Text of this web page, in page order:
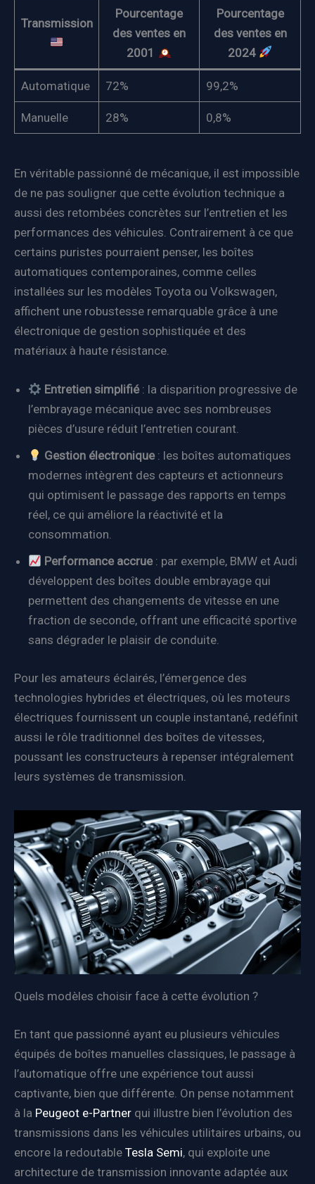
Transmission
Pourcentage
des ventes en
2001
Pourcentage
des ventes en
2024
Automatique 72% 99,2%
Manuelle 28% 0,8%
En véritable passionné de mécanique, il est impossible
de ne pas souligner que cette évolution technique a
aussi des retombées concrètes sur l’entretien et les
performances des véhicules. Contrairement à ce que
certains puristes pourraient penser, les boîtes
automatiques contemporaines, comme celles
installées sur les modèles Toyota ou Volkswagen,
affichent une robustesse remarquable grâce à une
électronique de gestion sophistiquée et des
matériaux à haute résistance.
Entretien simplifié: la disparition progressive de
l’embrayage mécanique avec ses nombreuses
pièces d’usure réduit l’entretien courant.
Gestion électronique: les boîtes automatiques
modernes intègrent des capteurs et actionneurs
qui optimisent le passage des rapports en temps
réel, ce qui améliore la réactivité et la
consommation.
Performance accrue: par exemple, BMW et Audi
développent des boîtes double embrayage qui
permettent des changements de vitesse en une
fraction de seconde, offrant une efficacité sportive
sans dégrader le plaisir de conduite.
Pour les amateurs éclairés, l’émergence des
technologies hybrides et électriques, où les moteurs
électriques fournissent un couple instantané, redéfinit
aussi le rôle traditionnel des boîtes de vitesses,
poussant les constructeurs à repenser intégralement
leurs systèmes de transmission.
Quels modèles choisir face à cette évolution ?
En tant que passionné ayant eu plusieurs véhicules
équipés de boîtes manuelles classiques, le passage à
l’automatique offre une expérience tout aussi
captivante, bien que différente. On pense notamment
à la Peugeot e-Partner qui illustre bien l’évolution des
transmissions dans les véhicules utilitaires urbains, ou
encore la redoutable Tesla Semi, qui exploite une
architecture de transmission innovante adaptée aux